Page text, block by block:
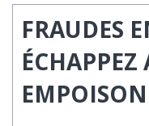
FRAUDES
ÉCHAPPEZ